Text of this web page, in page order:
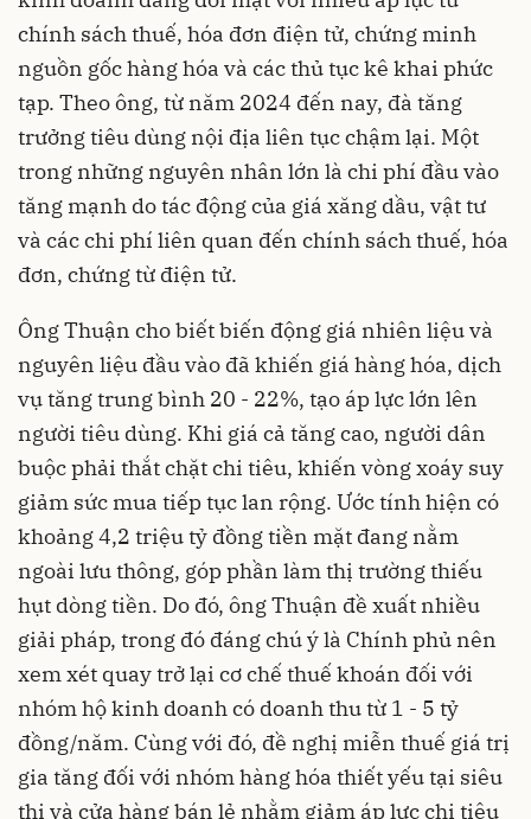
chính sách thuế, hóa đơn điện tử, chứng minh
nguồn gốc hàng hóa và các thủ tục kê khai phức
tạp. Theo ông, từ năm 2024 đến nay, đà tăng
trưởng tiêu dùng nội địa liên tục chậm lại. Một
trong những nguyên nhân lớn là chi phí đầu vào
tăng mạnh do tác động của giá xăng dầu, vật tư
và các chi phí liên quan đến chính sách thuế, hóa
đơn, chứng từ điện tử.
Ông Thuận cho biết biến động giá nhiên liệu và
nguyên liệu đầu vào đã khiến giá hàng hóa, dịch
vụ tăng trung bình 20 - 22%, tạo áp lực lớn lên
người tiêu dùng. Khi giá cả tăng cao, người dân
buộc phải thắt chặt chi tiêu, khiến vòng xoáy suy
giảm sức mua tiếp tục lan rộng. Ước tính hiện có
khoảng 4,2 triệu tỷ đồng tiền mặt đang nằm
ngoài lưu thông, góp phần làm thị trường thiếu
hụt dòng tiền. Do đó, ông Thuận đề xuất nhiều
giải pháp, trong đó đáng chú ý là Chính phủ nên
xem xét quay trở lại cơ chế thuế khoán đối với
nhóm hộ kinh doanh có doanh thu từ 1 - 5 tỷ
đồng/năm. Cùng với đó, đề nghị miễn thuế giá trị
gia tăng đối với nhóm hàng hóa thiết yếu tại siêu
thị và cửa hàng bán lẻ nhằm giảm áp lực chi tiêu